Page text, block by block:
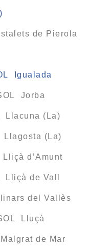
de Pierola
Igualada
Jorba
Llacuna (La)
(La)
d’Amunt
de Vall
del Vallès
Lluçà
de Mar